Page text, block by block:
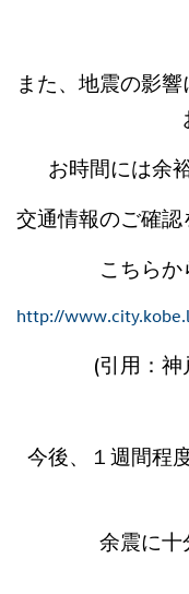
また、地震の影
お時間には余
交通情報のご確認
こちらか
http://
(引用：
今後、１週間程
余震に十